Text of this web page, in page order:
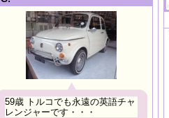
59歳 トルコでも永遠の英語チャ
レンジャーです・・・